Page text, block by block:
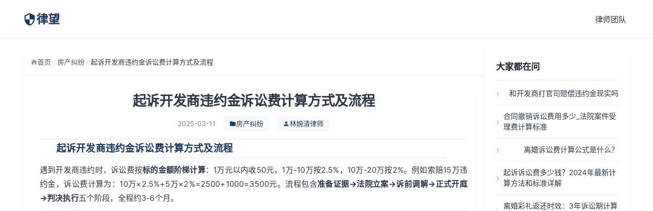
律望 律师团队
首页 / 房产纠纷 / 起诉开发商违约金诉讼费计算方式及流程
起诉开发商违约金诉讼费计算方式及流程
2025-03-11 房产纠纷 林婉清律师
起诉开发商违约金诉讼费计算方式及流程
遇到开发商违约时，诉讼费按标的金额阶梯计算：1万元以内收50元，1万-10万按2.5%，10万-20万按2%。例如索赔15万违
约金，诉讼费计算为：10万×2.5%+5万×2%=2500+1000=3500元。流程包含准备证据→法院立案→诉前调解→正式开庭
→判决执行五个阶段，全程约3-6个月。
大家都在问
和开发商打官司赔偿违约金现实吗
合同撤销诉讼费用多少_法院案件受
理费计算标准
离婚诉讼费计算公式是什么？
起诉诉讼费多少钱？2024年最新计
算方法和标准详解
离婚彩礼返还时效：3年诉讼期计算